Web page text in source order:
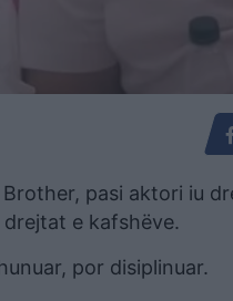
pasi aktori iu
e kafshëve.
por disiplinuar.